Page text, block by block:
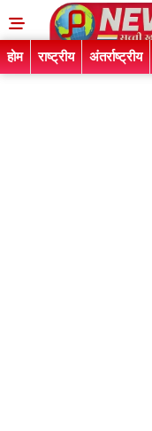
होम राष्ट्रीय अंतर्राष्ट्रीय